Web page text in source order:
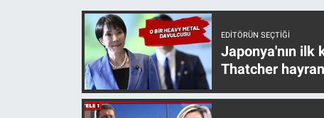
EDITÖRÜN SEÇTIĞI
Japonya'nın ilk
Thatcher
Yerel Gündem
Yerel Yaşam
Canlı Yayın